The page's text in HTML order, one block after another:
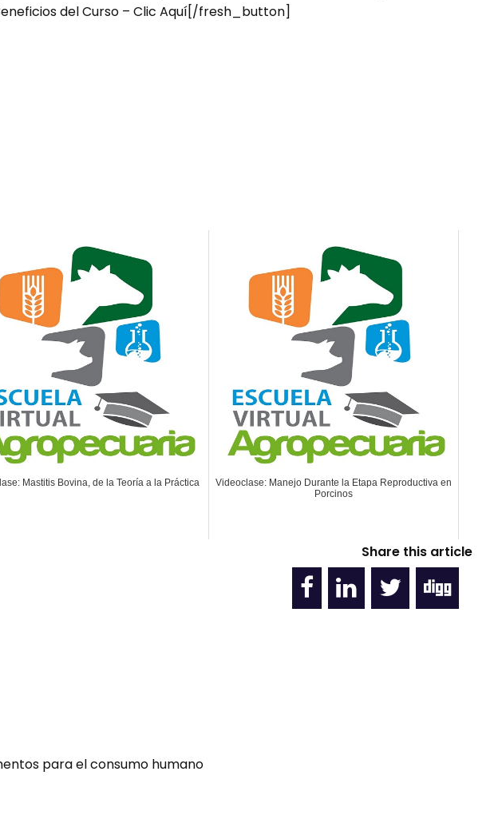
del Curso – Clic Aquí[/fresh_button]
Mastitis Bovina, de la Teoría a la Práctica
Videoclase: Manejo Durante la Etapa Reproductiva en
Porcinos
Share this article
para el consumo humano